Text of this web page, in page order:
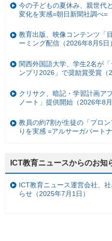
今の子どもの夏休み、親世代
変化を実感=朝日新聞社調べ=
教育出版、映像コンテンツ「
ーミング配信（2026年8月5日）
関西外国語大学、学生2名が
ンプリ2026」で奨励賞受賞（
クリサク、暗記・学習計画ア
ノート」提供開始（2026年8月
教員の約7割が生徒の「プロ
りを実感 =アルサーガパート
ICT教育ニュースからのお知
ICT教育ニュース運営会社、
らせ（2025年7月1日）